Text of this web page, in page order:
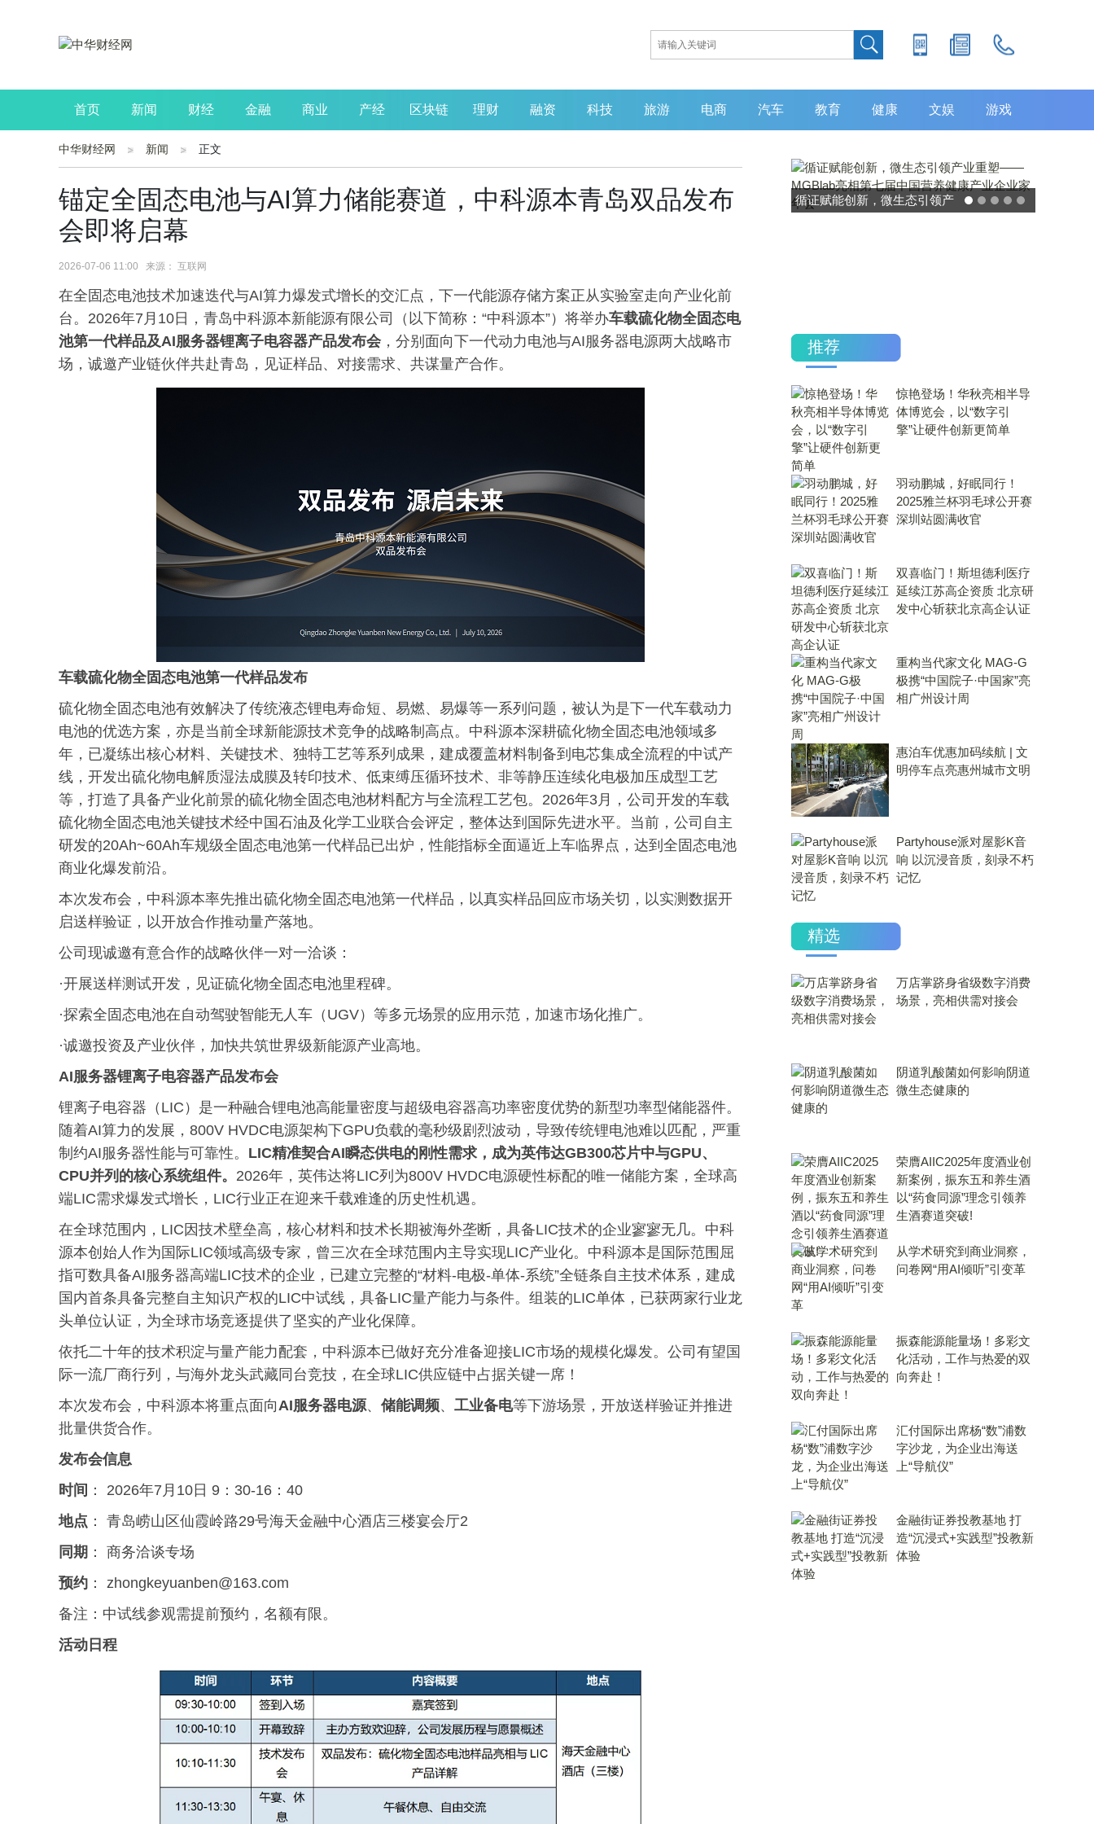
首页 新闻 财经 金融 商业 产经 区块链 理财 融资 科技 旅游 电商 汽车 教育 健康 文娱 游戏
公司 生活 读书
中华财经网 新闻 正文
锚定全固态电池与AI算力储能赛道，中科源本青岛双品发布
会即将启幕
2026-07-06 11:00 来源： 互联网
在全固态电池技术加速迭代与AI算力爆发式增长的交汇点，下一代能源存储方案正从实验室走向产业化前
台。2026年7月10日，青岛中科源本新能源有限公司（以下简称：“中科源本”）将举办车载硫化物全固态电
池第一代样品及AI服务器锂离子电容器产品发布会，分别面向下一代动力电池与AI服务器电源两大战略市
场，诚邀产业链伙伴共赴青岛，见证样品、对接需求、共谋量产合作。
车载硫化物全固态电池第一代样品发布
硫化物全固态电池有效解决了传统液态锂电寿命短、易燃、易爆等一系列问题，被认为是下一代车载动力
电池的优选方案，亦是当前全球新能源技术竞争的战略制高点。中科源本深耕硫化物全固态电池领域多
年，已凝练出核心材料、关键技术、独特工艺等系列成果，建成覆盖材料制备到电芯集成全流程的中试产
线，开发出硫化物电解质湿法成膜及转印技术、低束缚压循环技术、非等静压连续化电极加压成型工艺
等，打造了具备产业化前景的硫化物全固态电池材料配方与全流程工艺包。2026年3月，公司开发的车载
硫化物全固态电池关键技术经中国石油及化学工业联合会评定，整体达到国际先进水平。当前，公司自主
研发的20Ah~60Ah车规级全固态电池第一代样品已出炉，性能指标全面逼近上车临界点，达到全固态电池
商业化爆发前沿。
本次发布会，中科源本率先推出硫化物全固态电池第一代样品，以真实样品回应市场关切，以实测数据开
启送样验证，以开放合作推动量产落地。
公司现诚邀有意合作的战略伙伴一对一洽谈：
·开展送样测试开发，见证硫化物全固态电池里程碑。
·探索全固态电池在自动驾驶智能无人车（UGV）等多元场景的应用示范，加速市场化推广。
·诚邀投资及产业伙伴，加快共筑世界级新能源产业高地。
AI服务器锂离子电容器产品发布会
锂离子电容器（LIC）是一种融合锂电池高能量密度与超级电容器高功率密度优势的新型功率型储能器件。
随着AI算力的发展，800V HVDC电源架构下GPU负载的毫秒级剧烈波动，导致传统锂电池难以匹配，严重
制约AI服务器性能与可靠性。 LIC精准契合AI瞬态供电的刚性需求，成为英伟达GB300芯片中与GPU、
CPU并列的核心系统组件。 2026年，英伟达将LIC列为800V HVDC电源硬性标配的唯一储能方案，全球高
端LIC需求爆发式增长，LIC行业正在迎来千载难逢的历史性机遇。
在全球范围内，LIC因技术壁垒高，核心材料和技术长期被海外垄断，具备LIC技术的企业寥寥无几。中科
源本创始人作为国际LIC领域高级专家，曾三次在全球范围内主导实现LIC产业化。中科源本是国际范围屈
指可数具备AI服务器高端LIC技术的企业，已建立完整的“材料-电极-单体-系统”全链条自主技术体系，建成
国内首条具备完整自主知识产权的LIC中试线，具备LIC量产能力与条件。组装的LIC单体，已获两家行业龙
头单位认证，为全球市场竞逐提供了坚实的产业化保障。
依托二十年的技术积淀与量产能力配套，中科源本已做好充分准备迎接LIC市场的规模化爆发。公司有望国
际一流厂商行列，与海外龙头武藏同台竞技，在全球LIC供应链中占据关键一席！
本次发布会，中科源本将重点面向AI服务器电源、 储能调频、 工业备电等下游场景，开放送样验证并推进
批量供货合作。
发布会信息
时间 ： 2026年7月10日 9：30-16：40
地点 ： 青岛崂山区仙霞岭路29号海天金融中心酒店三楼宴会厅2
同期 ： 商务洽谈专场
预约 ： zhongkeyuanben@163.com
备注：中试线参观需提前预约，名额有限。
活动日程
循证赋能创新，微生态引领产
灵敏度超 80%
推荐
惊艳登场！华秋亮相半导
体博览会，以“数字引
擎”让硬件创新更简单
羽动鹏城，好眠同行！
2025雅兰杯羽毛球公开赛
深圳站圆满收官
双喜临门！斯坦德利医疗
延续江苏高企资质 北京研
发中心斩获北京高企认证
重构当代家文化 MAG-G
极携“中国院子·中国家”亮
相广州设计周
惠泊车优惠加码续航 | 文
明停车点亮惠州城市文明
Partyhouse派对屋影K音
响 以沉浸音质，刻录不朽
记忆
精选
万店掌跻身省级数字消费
场景，亮相供需对接会
​阴道乳酸菌如何影响阴道
微生态健康的
荣膺AIIC2025年度酒业创
新案例，振东五和养生酒
以“药食同源”理念引领养
生酒赛道突破!
从学术研究到商业洞察，
问卷网“用AI倾听”引变革
振森能源能量场！多彩文
化活动，工作与热爱的双
向奔赴！
汇付国际出席杨“数”浦数
字沙龙，为企业出海送
上“导航仪”
金融街证券投教基地 打
造“沉浸式+实践型”投教新
体验